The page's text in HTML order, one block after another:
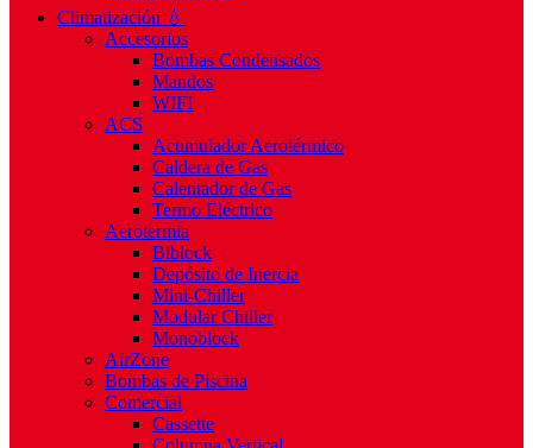
Climatización 💧
Accesorios
Bombas Condensados
Mandos
WIFI
ACS
Acumulador Aerotérmico
Caldera de Gas
Calentador de Gas
Termo Eléctrico
Aerotermia
Biblock
Depósito de Inercia
Mini-Chiller
Modular Chiller
Monoblock
AirZone
Bombas de Piscina
Comercial
Cassette